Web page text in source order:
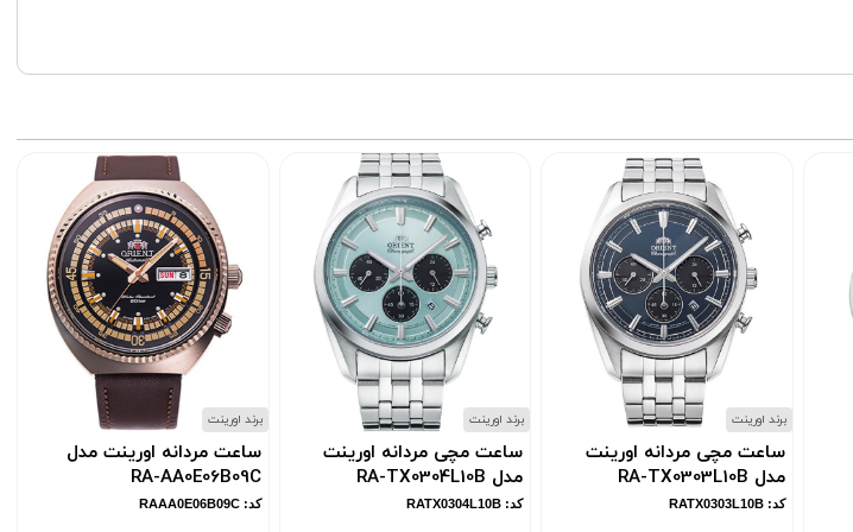
برند اورینت
ساعت مچی مردانه اورینت
مدل RA-TX0303L10B
کد: RATX0303L10B
برند اورینت
ساعت مچی مردانه اورینت
مدل RA-TX0304L10B
کد: RATX0304L10B
برند اورینت
ساعت مردانه اورینت مدل
RA-AA0E06B09C
کد: RAAA0E06B09C